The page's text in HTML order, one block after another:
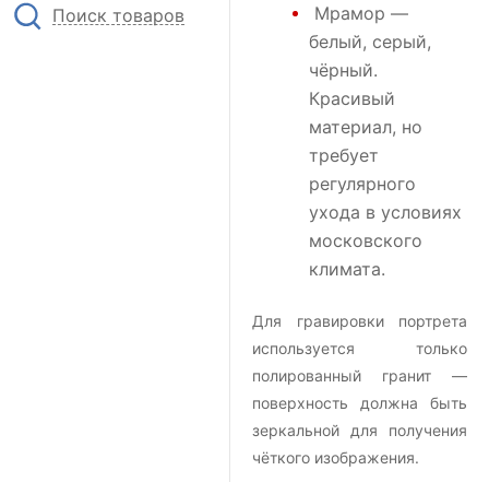
Поиск товаров
Мрамор —
белый, серый,
чёрный.
Красивый
материал, но
требует
регулярного
ухода в условиях
московского
климата.
Для гравировки портрета
используется только
полированный гранит —
поверхность должна быть
зеркальной для получения
чёткого изображения.